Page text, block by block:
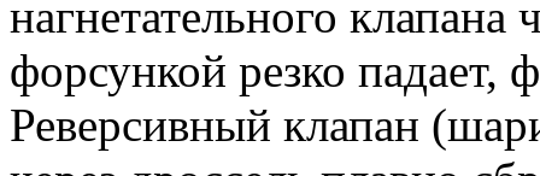
нагнетательного клапана
форсункой резко падает,
Реверсивный клапан